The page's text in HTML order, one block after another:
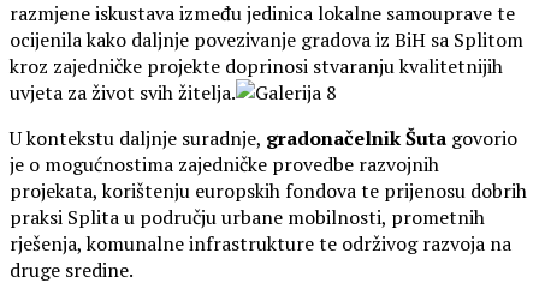
razmjene iskustava između jedinica lokalne samouprave te
ocijenila kako daljnje povezivanje gradova iz BiH sa Splitom
kroz zajedničke projekte doprinosi stvaranju kvalitetnijih
uvjeta za život svih žitelja.
U kontekstu daljnje suradnje, gradonačelnik Šuta govorio
je o mogućnostima zajedničke provedbe razvojnih
projekata, korištenju europskih fondova te prijenosu dobrih
praksi Splita u području urbane mobilnosti, prometnih
rješenja, komunalne infrastrukture te održivog razvoja na
druge sredine.